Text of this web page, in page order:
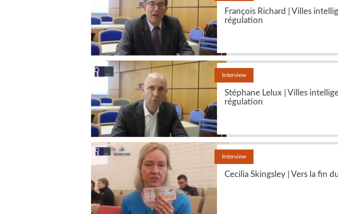
François Richard | Villes
régulation
Interview
Stéphane Lelux | Villes
régulation
Interview
Cecilia Skingsley | Vers la fin